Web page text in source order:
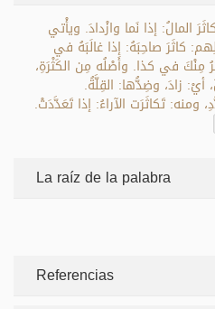
المالُ: إذا نَما وازْدادَ. ويأْتي
كاثَرَ صاحِبَهُ: إذا غالَبَهُ في
مِنْكَ في كذا. وأَصْلُه مِن الكَثْرَةِ،
أيْ: زادَ، وضِدُّها: القِلَّةُ.
ومنه: تَكاثَرَت الآراءُ: إذا تَعَدَّدَتْ.
La raíz de la palabra
Referencias